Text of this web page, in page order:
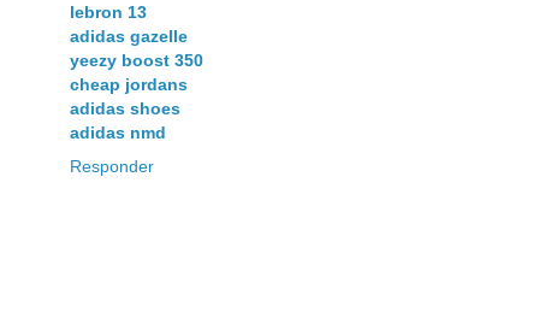
lebron 13
adidas gazelle
yeezy boost 350
cheap jordans
adidas shoes
adidas nmd
Responder